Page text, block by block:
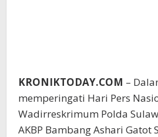
KRONIKTODAY.COM –
memperingati Hari Pers
Wadirreskrimum Polda
AKBP Bambang Ashari Gatot